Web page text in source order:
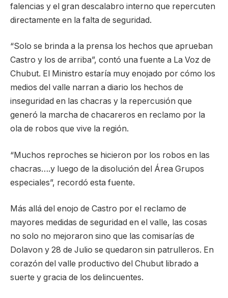
falencias y el gran descalabro interno que repercuten
directamente en la falta de seguridad.
“Solo se brinda a la prensa los hechos que aprueban
Castro y los de arriba”, contó una fuente a La Voz de
Chubut. El Ministro estaría muy enojado por cómo los
medios del valle narran a diario los hechos de
inseguridad en las chacras y la repercusión que
generó la marcha de chacareros en reclamo por la
ola de robos que vive la región.
“Muchos reproches se hicieron por los robos en las
chacras….y luego de la disolución del Área Grupos
especiales”, recordó esta fuente.
Más allá del enojo de Castro por el reclamo de
mayores medidas de seguridad en el valle, las cosas
no solo no mejoraron sino que las comisarías de
Dolavon y 28 de Julio se quedaron sin patrulleros. En
corazón del valle productivo del Chubut librado a
suerte y gracia de los delincuentes.